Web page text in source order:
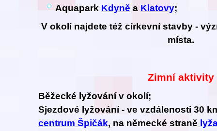
Aquapark Kdyně a Klatovy;
V okolí najdete též církevní stavby -
místa.
Zimní aktivity
Běžecké lyžování v okolí;
Sjezdové lyžování - ve vzdálenosti 30
centrum Špičák, na německé straně